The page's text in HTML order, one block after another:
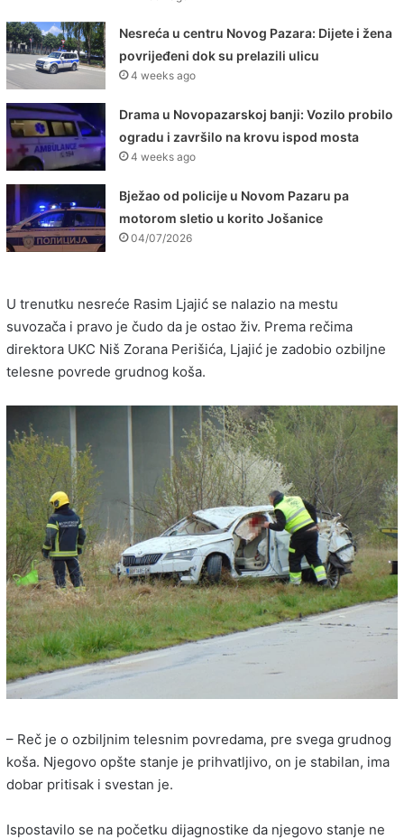
Nesreća u centru Novog Pazara: Dijete i žena
povrijeđeni dok su prelazili ulicu
4 weeks ago
Drama u Novopazarskoj banji: Vozilo probilo
ogradu i završilo na krovu ispod mosta
4 weeks ago
Bježao od policije u Novom Pazaru pa
motorom sletio u korito Jošanice
04/07/2026
U trenutku nesreće Rasim Ljajić se nalazio na mestu
suvozača i pravo je čudo da je ostao živ. Prema rečima
direktora UKC Niš Zorana Perišića, Ljajić je zadobio ozbiljne
telesne povrede grudnog koša.
– Reč je o ozbiljnim telesnim povredama, pre svega grudnog
koša. Njegovo opšte stanje je prihvatljivo, on je stabilan, ima
dobar pritisak i svestan je.
Ispostavilo se na početku dijagnostike da njegovo stanje ne